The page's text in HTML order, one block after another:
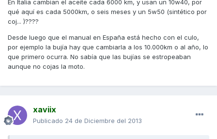
En Italia cambian el aceite cada 6000 km, y usan un 10w40, por
qué aquí es cada 5000km, o seis meses y un 5w50 (sintético por
coj... )????
Desde luego que el manual en España está hecho con el culo,
por ejemplo la bujía hay que cambiarla a los 10.000km o al año, lo
que primero ocurra. No sabía que las bujías se estropeaban
aunque no cojas la moto.
xaviix
Publicado 24 de Diciembre del 2013